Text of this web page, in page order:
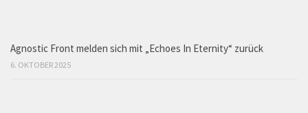
Agnostic Front melden sich mit „Echoes In Eternity“ zurück
6. OKTOBER 2025